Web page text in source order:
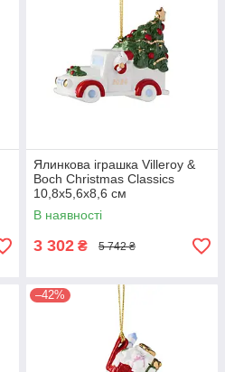
Ялинкова іграшка Villeroy &
Boch Christmas Classics
10,8х5,6х8,6 см
В наявності
3 302 ₴ 5 742 ₴
–42%